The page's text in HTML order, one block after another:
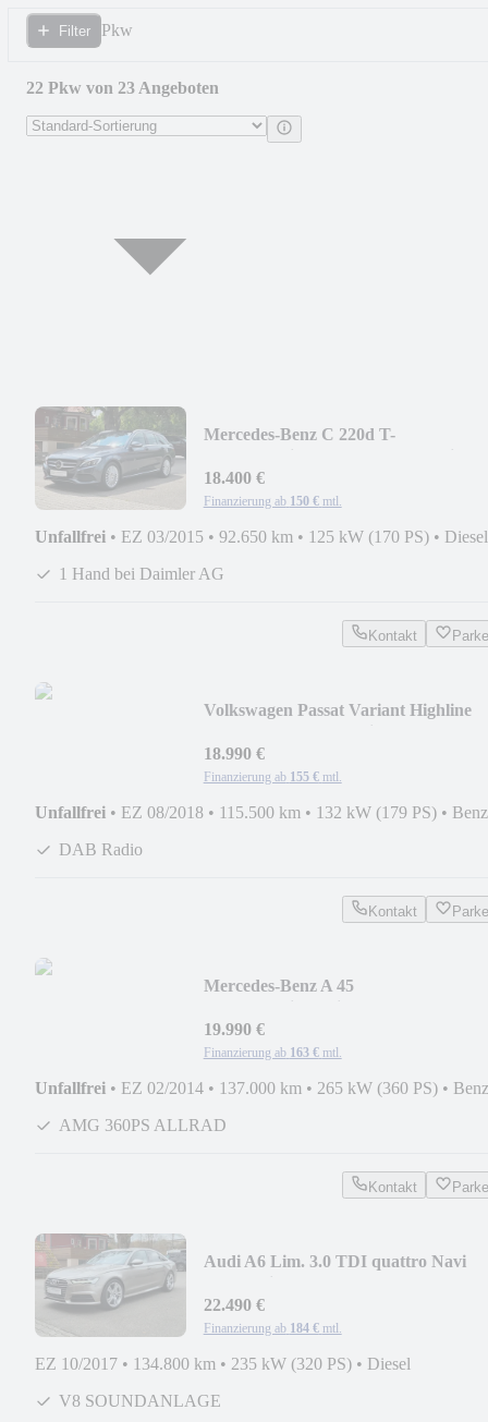
Filter Pkw
22 Pkw von 23 Angeboten
Mercedes-Benz C 220d T-
18.400 €
Finanzierung ab 150 € mtl.
Unfallfrei • EZ 03/2015 • 92.650 km • 125 kW (170 PS) • Diesel
1 Hand bei Daimler AG
Kontakt
Volkswagen Passat Variant Highline
18.990 €
Finanzierung ab 155 € mtl.
Unfallfrei • EZ 08/2018 • 115.500 km • 132 kW (179 PS) •
DAB Radio
Kontakt
Mercedes-Benz A 45
AMG
19.990 €
Finanzierung ab 163 € mtl.
Unfallfrei • EZ 02/2014 • 137.000 km • 265 kW (360 PS) •
AMG 360PS ALLRAD
Kontakt
Audi A6 Lim. 3.0 TDI quattro Navi
22.490 €
Finanzierung ab 184 € mtl.
EZ 10/2017 • 134.800 km • 235 kW (320 PS) • Diesel
V8 SOUNDANLAGE